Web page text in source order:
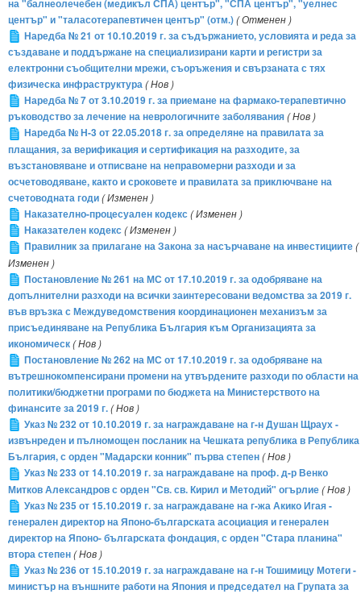
на "балнеолечебен (медикъл СПА) център", "СПА център", "уелнес
център" и "таласотерапевтичен център" (отм.)( Отменен )
Наредба № 21 от 10.10.2019 г. за съдържанието, условията и реда за
създаване и поддържане на специализирани карти и регистри за
електронни съобщителни мрежи, съоръжения и свързаната с тях
физическа инфраструктура( Нов )
Наредба № 7 от 3.10.2019 г. за приемане на фармако-терапевтично
ръководство за лечение на неврологичните заболявания( Нов )
Наредба № Н-3 от 22.05.2018 г. за определяне на правилата за
плащания, за верификация и сертификация на разходите, за
възстановяване и отписване на неправомерни разходи и за
осчетоводяване, както и сроковете и правилата за приключване на
счетоводната годи( Изменен )
Наказателно-процесуален кодекс( Изменен )
Наказателен кодекс( Изменен )
Правилник за прилагане на Закона за насърчаване на инвестициите(
Изменен )
Постановление № 261 на МС от 17.10.2019 г. за одобряване на
допълнителни разходи на всички заинтересовани ведомства за 2019 г.
във връзка с Междуведомствения координационен механизъм за
присъединяване на Република България към Организацията за
икономическ( Нов )
Постановление № 262 на МС от 17.10.2019 г. за одобряване на
вътрешнокомпенсирани промени на утвърдените разходи по области на
политики/бюджетни програми по бюджета на Министерството на
финансите за 2019 г.( Нов )
Указ № 232 от 10.10.2019 г. за награждаване на г-н Душан Щраух -
извънреден и пълномощен посланик на Чешката република в Република
България, с орден "Мадарски конник" първа степен( Нов )
Указ № 233 от 14.10.2019 г. за награждаване на проф. д-р Венко
Митков Александров с орден "Св. св. Кирил и Методий" огърлие( Нов )
Указ № 235 от 15.10.2019 г. за награждаване на г-жа Акико Игая -
генерален директор на Японо-българската асоциация и генерален
директор на Японо- българската фондация, с орден "Стара планина"
втора степен( Нов )
Указ № 236 от 15.10.2019 г. за награждаване на г-н Тошимицу Мотеги -
министър на външните работи на Япония и председател на Групата за